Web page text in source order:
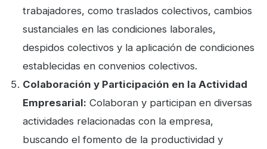
trabajadores, como traslados colectivos, cambios
sustanciales en las condiciones laborales,
despidos colectivos y la aplicación de condiciones
establecidas en convenios colectivos.
Colaboración y Participación en la Actividad
Empresarial: Colaboran y participan en diversas
actividades relacionadas con la empresa,
buscando el fomento de la productividad y